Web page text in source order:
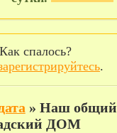
спалось?
.
» Наш общий
ДОМ